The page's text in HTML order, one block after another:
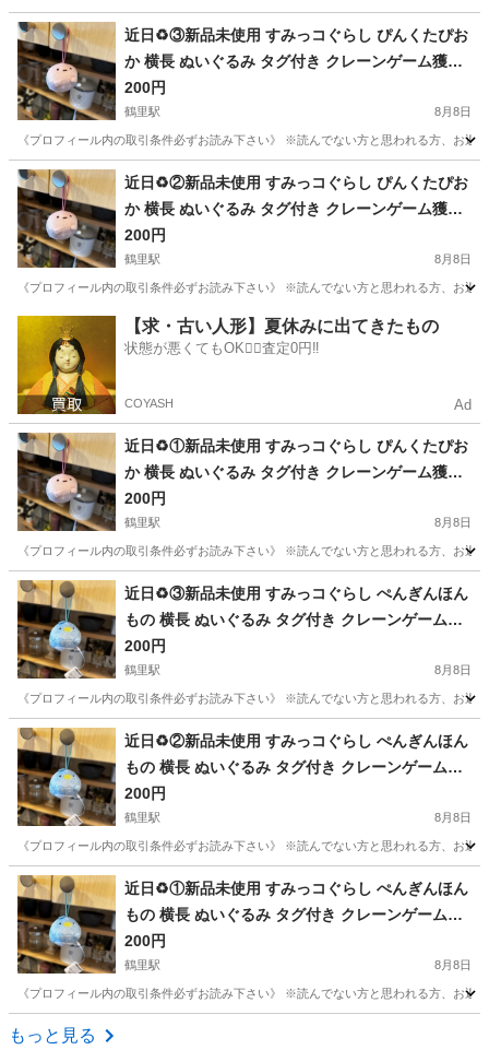
岐阜 各務原市 その他
近日♻️③新品未使用 すみっコぐらし ぴんくたぴお
か 横長 ぬいぐるみ タグ付き クレーンゲーム獲得
品❁¨̮
200円
鶴里駅 8月8日
《プロフィール内の取引条件必ずお読み下さい》 ※読んでない方と思われる方、お
愛知 名古屋市 鶴里駅 その他 すみっコぐらし
近日♻️②新品未使用 すみっコぐらし ぴんくたぴお
か 横長 ぬいぐるみ タグ付き クレーンゲーム獲得
品❁¨̮
200円
鶴里駅 8月8日
《プロフィール内の取引条件必ずお読み下さい》 ※読んでない方と思われる方、お
鶴里駅 その他 すみっコぐらし
【求・古い人形】夏休みに出てきたもの
状態が悪くてもOK🙆‍♀️査定0円‼️
COYASH Ad
近日♻️①新品未使用 すみっコぐらし ぴんくたぴお
か 横長 ぬいぐるみ タグ付き クレーンゲーム獲得
品❁¨̮
200円
鶴里駅 8月8日
《プロフィール内の取引条件必ずお読み下さい》 ※読んでない方と思われる方、お
愛知 名古屋市 鶴里駅 その他 すみっコぐらし
近日♻️③新品未使用 すみっコぐらし ぺんぎんほん
もの 横長 ぬいぐるみ タグ付き クレーンゲーム獲
得品❁¨̮
200円
鶴里駅 8月8日
《プロフィール内の取引条件必ずお読み下さい》 ※読んでない方と思われる方、お
愛知 名古屋市 鶴里駅 その他 すみっコぐらし
近日♻️②新品未使用 すみっコぐらし ぺんぎんほん
もの 横長 ぬいぐるみ タグ付き クレーンゲーム獲
得品❁¨̮
200円
鶴里駅 8月8日
《プロフィール内の取引条件必ずお読み下さい》 ※読んでない方と思われる方、お
愛知 名古屋市 鶴里駅 その他 すみっコぐらし
近日♻️①新品未使用 すみっコぐらし ぺんぎんほん
もの 横長 ぬいぐるみ タグ付き クレーンゲーム獲
得品❁¨̮
200円
鶴里駅 8月8日
《プロフィール内の取引条件必ずお読み下さい》 ※読んでない方と思われる方、お
愛知 名古屋市
もっと見る